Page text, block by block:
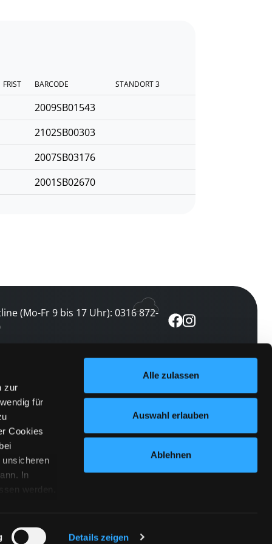
zur
für
Cookies
unsicheren
In
Details zeigen
Alle zulassen
Auswahl erlauben
Ablehnen
FRIST BARCODE STANDORT 3
2009SB01543
2102SB00303
2007SB03176
2001SB02670
(Mo-Fr 9 bis 17 Uhr): 0316 872-
abonnieren
keine Veranstaltung verpassen
abonnieren